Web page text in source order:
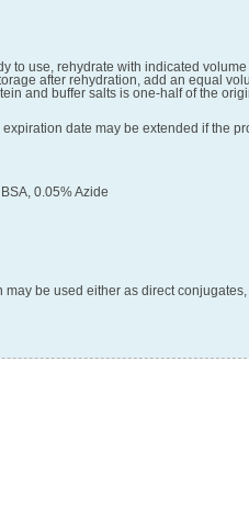
to use, rehydrate with indicated
after rehydration, add an equal
and buffer salts is one-half of the
date may be extended if the
0.05% Azide
be used either as direct